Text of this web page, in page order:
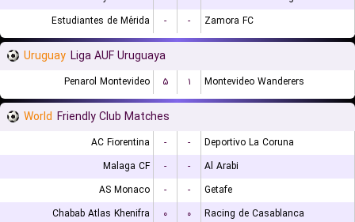
Estudiantes de Mérida
- - Zamora FC
Uruguay Liga AUF Uruguaya
Penarol Montevideo ۵ ۱ Montevideo Wanderers
World Friendly Club Matches
AC Fiorentina - -
Deportivo La Coruna
Malaga CF
- -
Al Arabi
AS Monaco
- -
Getafe
Chabab Atlas Khenifra
۰ ۰
Racing de Casablanca